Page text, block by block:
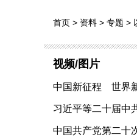
首页 > 资料 > 专题 >
视频/图片
中国新征程 世界
习近平等二十届中
中国共产党第二十